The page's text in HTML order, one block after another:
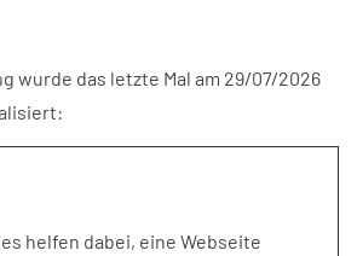
wurde das letzte Mal am 29/07/2026
helfen dabei, eine Webseite